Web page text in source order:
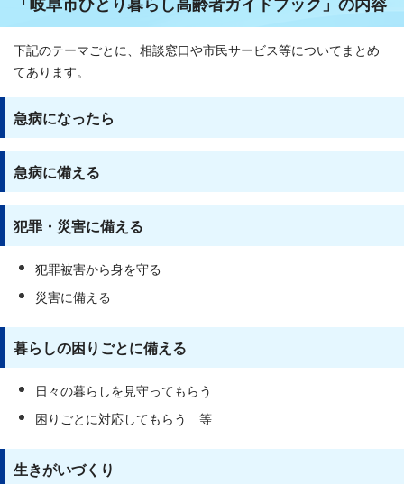
「岐阜市ひとり暮らし高齢者ガイドブック」の内容
下記のテーマごとに、相談窓口や市民サービス等についてまとめ
てあります。
急病になったら
急病に備える
犯罪・災害に備える
犯罪被害から身を守る
災害に備える
暮らしの困りごとに備える
日々の暮らしを見守ってもらう
困りごとに対応してもらう 等
生きがいづくり